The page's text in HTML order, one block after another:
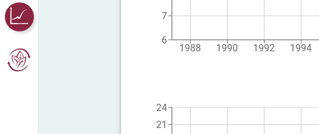
1988 1990 1992 1994
6
7
21
24